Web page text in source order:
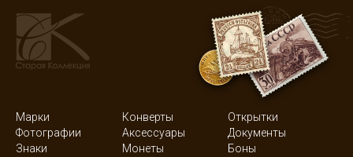
Марки Конверты
Открытки
Фотографии
Аксессуары
Документы
Знаки
Монеты
Боны